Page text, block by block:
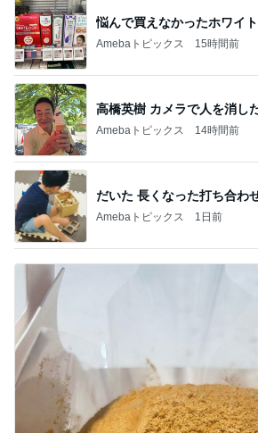
悩んで買えなかったホワイ
Amebaトピックス 15時間前
高橋英樹 カメラで人を消し
Amebaトピックス 14時間前
だいた 長くなった打ち合わ
Amebaトピックス 1日前